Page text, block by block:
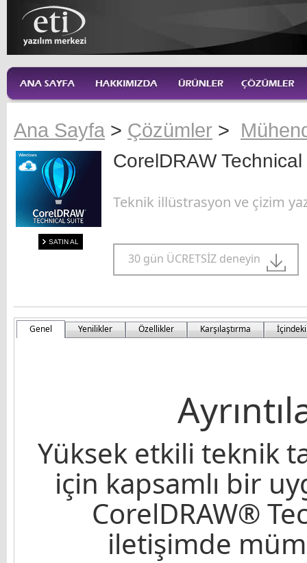
Ana Sayfa > Çözümler >
SATIN AL
CorelDRAW
Teknik illüstrasyon ve çizim
30 gün ÜCRETSİZ deneyin
Genel Yenilikler Özellikler Karşılaştırma
Yüksek etkili teknik
için kapsamlı bir
CorelDRAW®
iletişimde